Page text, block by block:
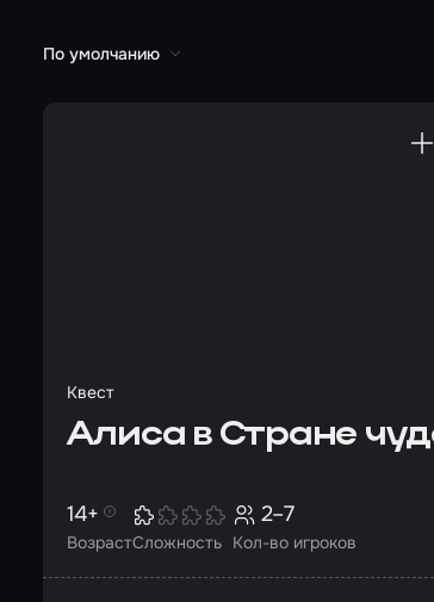
По умолчанию
Квест
Алиса в Стране
Возраст
14+
Сложность Кол-во игроков
2–7